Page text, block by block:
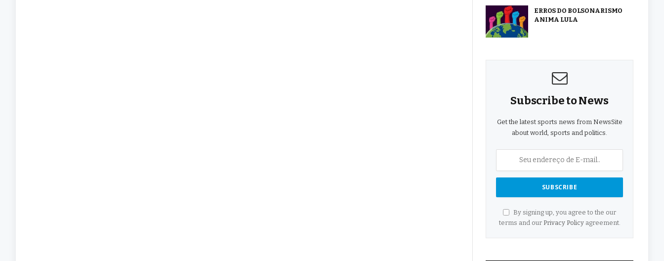
ERROS DO BOLSONARISMO
ANIMA LULA
Subscribe to News
Get the latest sports news from NewsSite
about world, sports and politics.
By signing up, you agree to the our
terms and our Privacy Policyagreement.